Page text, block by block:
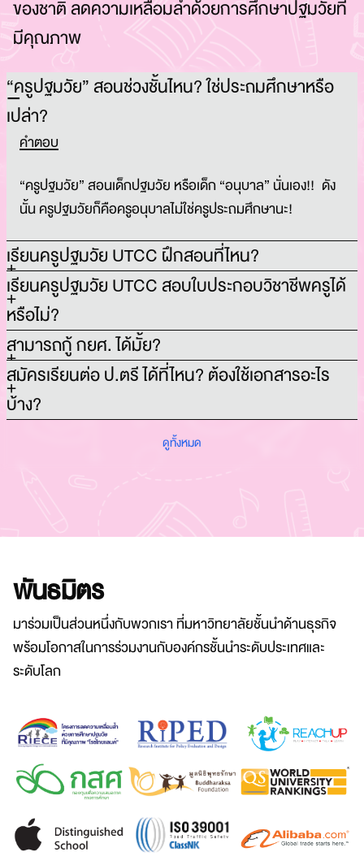
ของชาติ ลดความเหลื่อมล้ำด้วยการศึกษาปฐมวัยที่
มีคุณภาพ​
“ครูปฐมวัย” สอนช่วงชั้นไหน? ใช่ประถมศึกษาหรือ
เปล่า?
คำตอบ
“ครูปฐมวัย” สอนเด็กปฐมวัย หรือเด็ก “อนุบาล” นั่นเอง!! ดัง
นั้น ครูปฐมวัยก็คือครูอนุบาลไม่ใช่ครูประถมศึกษานะ!
เรียนครูปฐมวัย UTCC ฝึกสอนที่ไหน?
เรียนครูปฐมวัย UTCC สอบใบประกอบวิชาชีพครูได้
หรือไม่?
สามารถกู้ กยศ. ได้มั้ย?
สมัครเรียนต่อ ป.ตรี ได้ที่ไหน? ต้องใช้เอกสารอะไร
บ้าง?
ดูทั้งหมด
พันธมิตร
มาร่วมเป็นส่วนหนึ่งกับพวกเรา ที่มหาวิทยาลัยชั้นนำด้านธุรกิจ
พร้อมโอกาสในการร่วมงานกับองค์กรชั้นนำระดับประเทศและ
ระดับโลก